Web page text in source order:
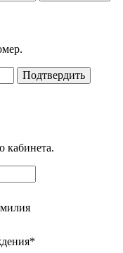
Подтвердить
кабинета.